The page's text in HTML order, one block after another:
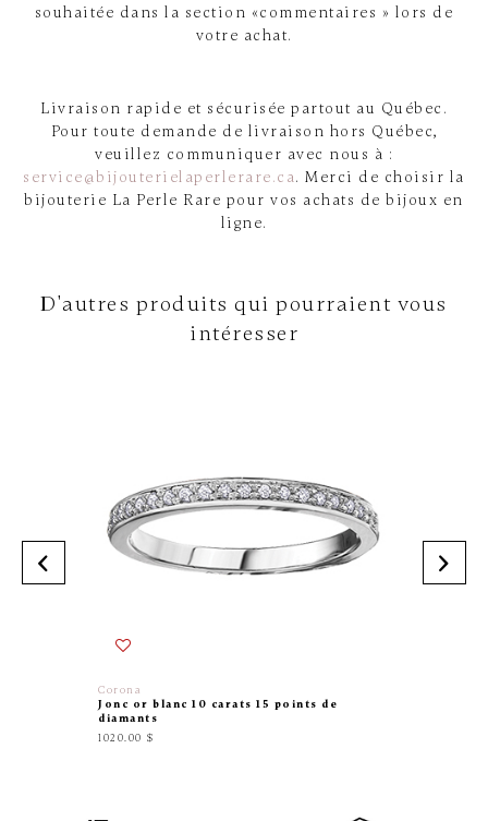
souhaitée dans la section «commentaires » lors de
votre achat.
Livraison rapide et sécurisée partout au Québec.
Pour toute demande de livraison hors Québec,
veuillez communiquer avec nous à :
service@bijouterielaperlerare.ca. Merci de choisir la
bijouterie La Perle Rare pour vos achats de bijoux en
ligne.
D'autres produits qui pourraient vous
intéresser
Corona
Jonc or blanc 10 carats 15 points de
diamants
1020.00 $